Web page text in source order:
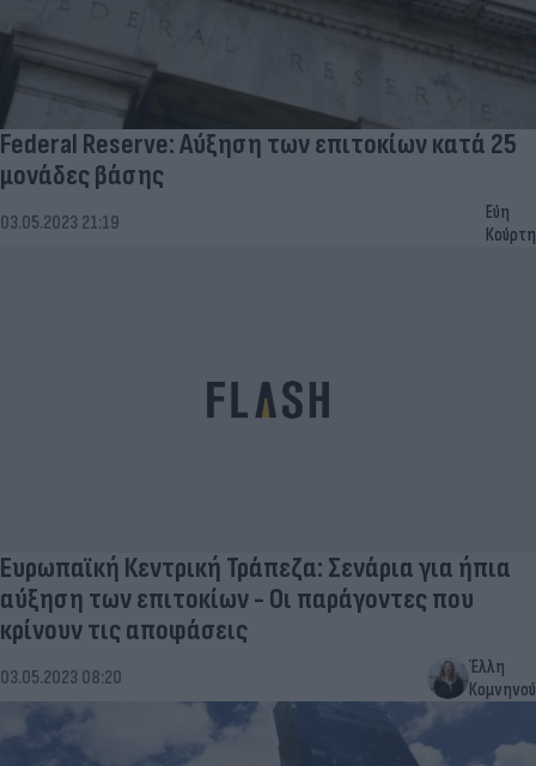
Federal Reserve: Αύξηση των επιτοκίων κατά 25
μονάδες βάσης
03.05.2023 21:19
Εύη
Κούρτη
Ευρωπαϊκή Κεντρική Τράπεζα: Σενάρια για ήπια
αύξηση των επιτοκίων - Οι παράγοντες που
κρίνουν τις αποφάσεις
03.05.2023 08:20
Έλλη
Κομνηνού